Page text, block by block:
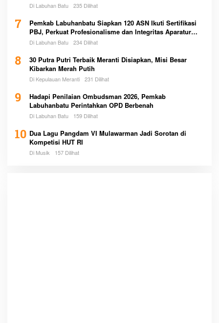
Di Labuhan Batu 235 Dilihat
7
Pemkab Labuhanbatu Siapkan 120 ASN Ikuti Sertifikasi
PBJ, Perkuat Profesionalisme dan Integritas Aparatur
Pemerintah
Di Labuhan Batu 234 Dilihat
8
30 Putra Putri Terbaik Meranti Disiapkan, Misi Besar
Kibarkan Merah Putih
Di Kepulauan Meranti 231 Dilihat
9
Hadapi Penilaian Ombudsman 2026, Pemkab
Labuhanbatu Perintahkan OPD Berbenah
Di Labuhan Batu 159 Dilihat
10 Dua Lagu Pangdam VI Mulawarman Jadi Sorotan di
Kompetisi HUT RI
Di Musik 157 Dilihat